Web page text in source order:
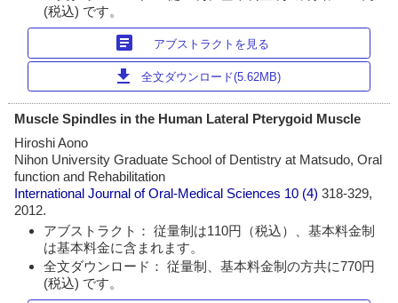
(税込) です。
article アブストラクトを見る
download 全文ダウンロード(5.62MB)
Muscle Spindles in the Human Lateral Pterygoid Muscle
Hiroshi Aono
Nihon University Graduate School of Dentistry at Matsudo, Oral
function and Rehabilitation
International Journal of Oral-Medical Sciences 10 (4)318-329,
2012.
アブストラクト： 従量制は110円（税込）、基本料金制
は基本料金に含まれます。
全文ダウンロード： 従量制、基本料金制の方共に770円
(税込) です。